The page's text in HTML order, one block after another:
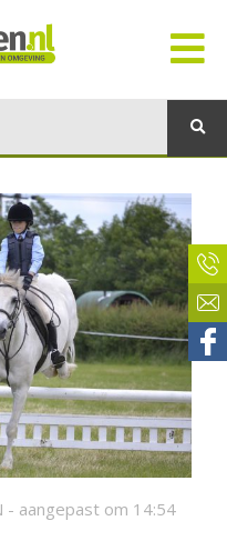
- aangepast om 14:54